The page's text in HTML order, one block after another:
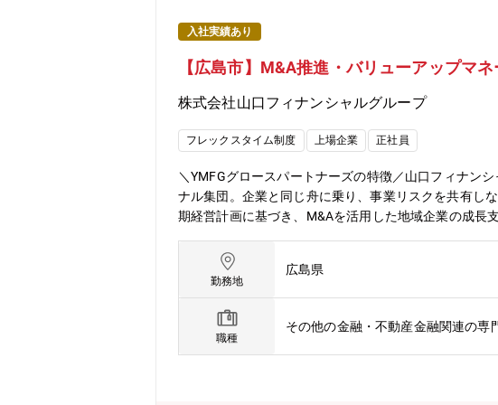
入社実績あり
【広島市】M&A推進・バリューアップマ
株式会社山口フィナンシャルグループ
フレックスタイム制度 上場企業 正社員
＼YMFGグロースパートナーズの特徴／山口フィナン
ナル集団。企業と同じ舟に乗り、事業リスクを共有し
期経営計画に基づき、M&Aを活用した地域企業の成長
れています。今後は案件数の増加に加え、より複雑
人材の確保が不可欠となっており、本ポジションを
統括し、顧客企業の企業価値向上および持続的成長を
行フェーズに深く関与し、成果創出にコミットしま
全体のM&A支援力の高度化にも貢献していただきま
ング、売買条件検討、デューデリジェンス、クロージ
勤務地
広島県
職種
その他の金融・不動産金融関連の専